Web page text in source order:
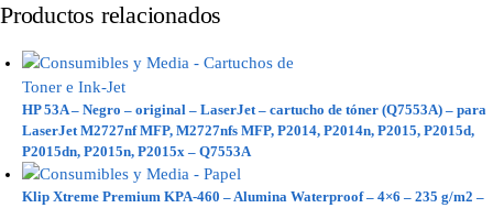
Productos relacionados
HP 53A – Negro – original – LaserJet – cartucho de tóner (Q7553A) – para
LaserJet M2727nf MFP, M2727nfs MFP, P2014, P2014n, P2015, P2015d,
P2015dn, P2015n, P2015x – Q7553A
Klip Xtreme Premium KPA-460 – Alumina Waterproof – 4×6 – 235 g/m2 –